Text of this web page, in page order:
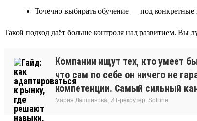
Точечно выбирать обучение — под конкретные
Такой подход даёт больше контроля над развитием. Вы
Компании ищут тех, кто умеет
что сам по себе он ничего не
компетенции. Самый сильный
Мария Лапшинова, ИТ-рекрутер, Softline